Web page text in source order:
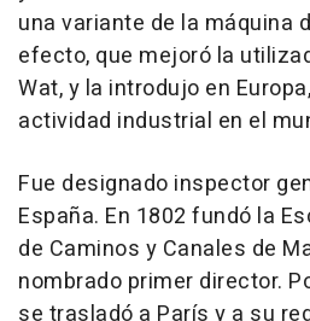
una variante de la máquina
efecto, que mejoró la
Wat, y la introdujo en
actividad industrial en el
Fue designado inspector
España. En 1802 fundó la
de Caminos y Canales de
nombrado primer director.
se trasladó a París y a su